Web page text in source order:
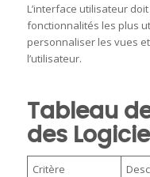
L’interface utilisateur
fonctionnalités les plus
personnaliser les vues
l’utilisateur.
Tableau
des
Critère